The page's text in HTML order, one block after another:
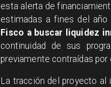
esta alerta de
estimadas a fines del año
Fisco a buscar liquidez
continuidad de sus
previamente contraídas por
La tracción del proyecto